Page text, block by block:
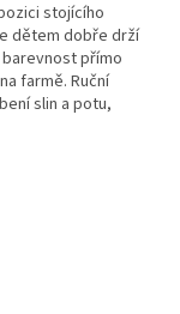
stojícího
dětem dobře drží
přímo
farmě. Ruční
slin a potu,